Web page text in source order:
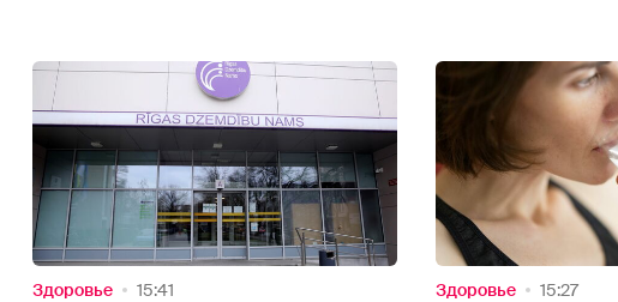
Здоровье 15:27 Oбщество 15:11